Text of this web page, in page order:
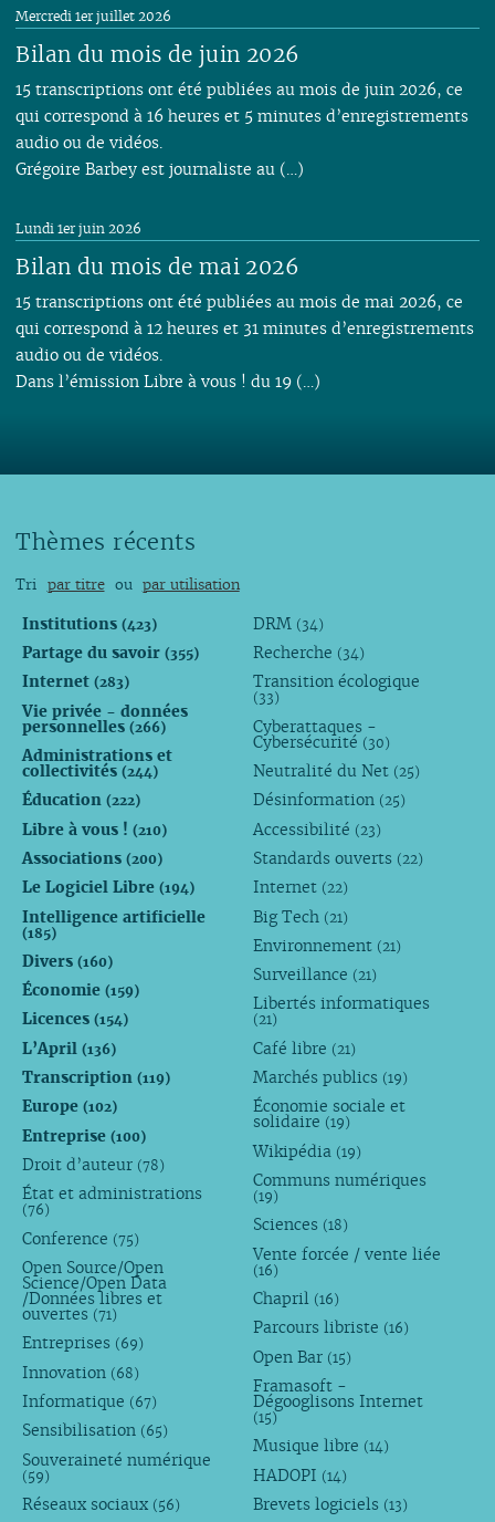
Bilan du mois de juin 2026
Mercredi 1er juillet 2026
15 transcriptions ont été publiées au mois de juin 2026, ce
qui correspond à 16 heures et 5 minutes d’enregistrements
audio ou de vidéos.
Grégoire Barbey est journaliste au (…)
Bilan du mois de mai 2026
Lundi 1er juin 2026
15 transcriptions ont été publiées au mois de mai 2026, ce
qui correspond à 12 heures et 31 minutes d’enregistrements
audio ou de vidéos.
Dans l’émission Libre à vous ! du 19 (…)
Thèmes récents
Tri par titre ou par utilisation
Institutions (423)
Partage du savoir (355)
Internet (283)
Vie privée - données
personnelles (266)
Administrations et
collectivités (244)
Éducation (222)
Libre à vous ! (210)
Associations (200)
Le Logiciel Libre (194)
Intelligence artificielle
(185)
Divers (160)
Économie (159)
Licences (154)
L’April (136)
Transcription (119)
Europe (102)
Entreprise (100)
Droit d’auteur (78)
État et administrations
(76)
Conference (75)
Open Source/Open
Science/Open Data
/Données libres et
ouvertes (71)
Entreprises (69)
Innovation (68)
Informatique (67)
Sensibilisation (65)
Souveraineté numérique
(59)
Réseaux sociaux (56)
DRM (34)
Recherche (34)
Transition écologique
(33)
Cyberattaques -
Cybersécurité (30)
Neutralité du Net (25)
Désinformation (25)
Accessibilité (23)
Standards ouverts (22)
Internet (22)
Big Tech (21)
Environnement (21)
Surveillance (21)
Libertés informatiques
(21)
Café libre (21)
Marchés publics (19)
Économie sociale et
solidaire (19)
Wikipédia (19)
Communs numériques
(19)
Sciences (18)
Vente forcée / vente liée
(16)
Chapril (16)
Parcours libriste (16)
Open Bar (15)
Framasoft -
Dégooglisons Internet
(15)
Musique libre (14)
HADOPI (14)
Brevets logiciels (13)